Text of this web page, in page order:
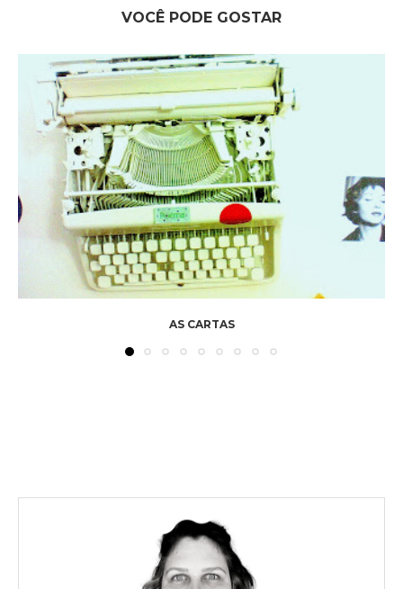
VOCÊ PODE GOSTAR
AS CARTAS